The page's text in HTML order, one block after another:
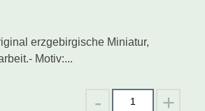
erzgebirgische Miniatur,
Motiv:...